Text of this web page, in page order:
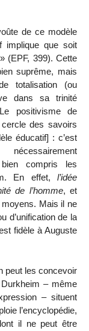
de ce modèle
implique que soit
(EPF, 399). Cette
suprême, mais
totalisation (ou
dans sa trinité
positivisme de
cercle des savoirs
éducatif] : c’est
bien compris les
En effet, l’idée
de l’homme, et
Mais il ne
d’unification de la
fidèle à Auguste
peut les concevoir
– même
– situent
l’encyclopédie,
il ne peut être